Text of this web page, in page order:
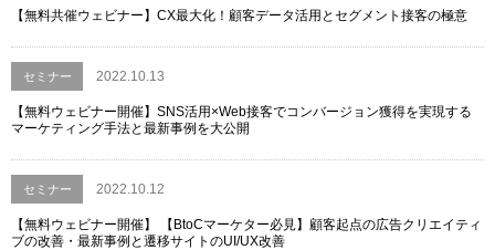
【無料共催ウェビナー】CX最大化！顧客データ活用とセグメント接客の極意
セミナー 2022.10.13
【無料ウェビナー開催】SNS活用×Web接客でコンバージョン獲得を実現する
マーケティング手法と最新事例を大公開
セミナー 2022.10.12
【無料ウェビナー開催】 【BtoCマーケター必見】顧客起点の広告クリエイティ
ブの改善・最新事例と遷移サイトのUI/UX改善